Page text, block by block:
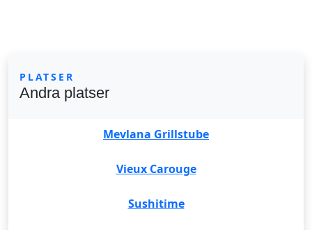
PLATSER
Andra platser
Mevlana Grillstube
Vieux Carouge
Sushitime